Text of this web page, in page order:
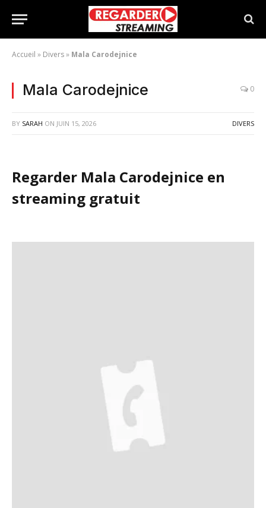
Accueil » Divers» Mala Carodejnice
Mala Carodejnice 0
BY SARAH ON JUIN 15, 2026 DIVERS
Regarder Mala Carodejnice en
streaming gratuit